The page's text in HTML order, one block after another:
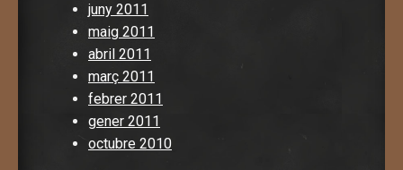
juny 2011
maig 2011
abril 2011
març 2011
febrer 2011
gener 2011
octubre 2010